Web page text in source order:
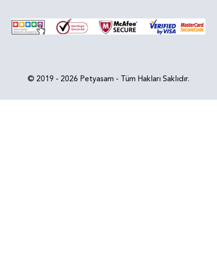
© 2019 - 2026 Petyasam - Tüm Hakları Saklıdır.